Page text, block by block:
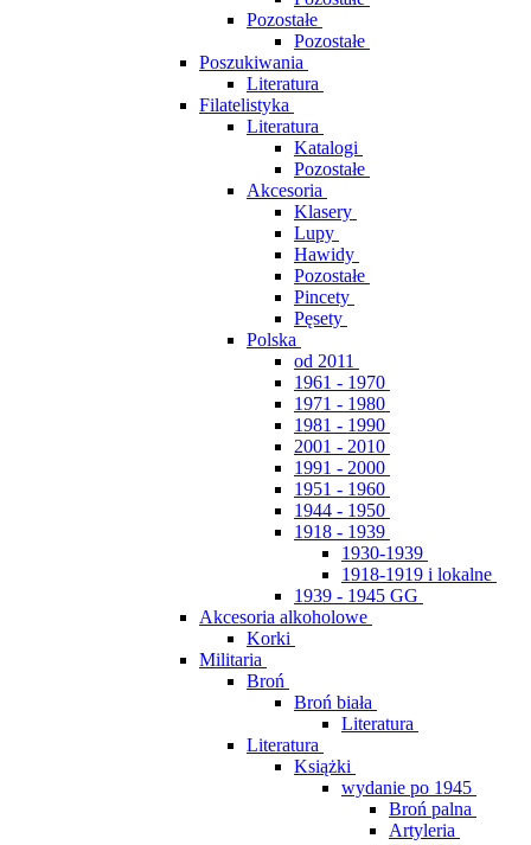
Pozostałe
Pozostałe
Poszukiwania
Literatura
Filatelistyka
Literatura
Katalogi
Pozostałe
Akcesoria
Klasery
Lupy
Hawidy
Pozostałe
Pincety
Pęsety
Polska
od 2011
1961 - 1970
1971 - 1980
1981 - 1990
2001 - 2010
1991 - 2000
1951 - 1960
1944 - 1950
1918 - 1939
1930-1939
1918-1919 i lokalne
1939 - 1945 GG
Akcesoria alkoholowe
Korki
Militaria
Broń
Broń biała
Literatura
Literatura
Książki
wydanie po 1945
Broń palna
Artyleria